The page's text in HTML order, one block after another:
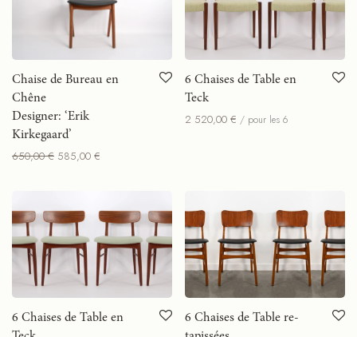
Chaise de Bureau en
Chêne
Designer: ‘Erik
Kirkegaard’
650,00€ 585,00 €
6 Chaises de Table en
Teck
2 520,00 € / pour les 6
6 Chaises de Table en
6 Chaises de Table re-